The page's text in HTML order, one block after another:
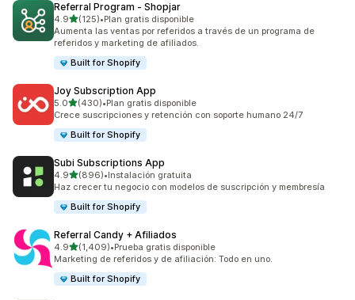
Referral Program ‑ Shopjar
4.9de 5 estrellas
(125)
125 reseñas en total
•Plan gratis disponible
Aumenta las ventas por referidos a través de un programa de
referidos y marketing de afiliados.
Built for Shopify
Joy Subscription App
5.0de 5 estrellas
(430)
430 reseñas en total
•Plan gratis disponible
Crece suscripciones y retención con soporte humano 24/7
Built for Shopify
Subi Subscriptions App
4.9de 5 estrellas
(896)
896 reseñas en total
•Instalación gratuita
Haz crecer tu negocio con modelos de suscripción y membresía
Built for Shopify
Referral Candy + Afiliados
4.9de 5 estrellas
(1,409)
1409 reseñas en total
•Prueba gratis disponible
Marketing de referidos y de afiliación: Todo en uno.
Built for Shopify